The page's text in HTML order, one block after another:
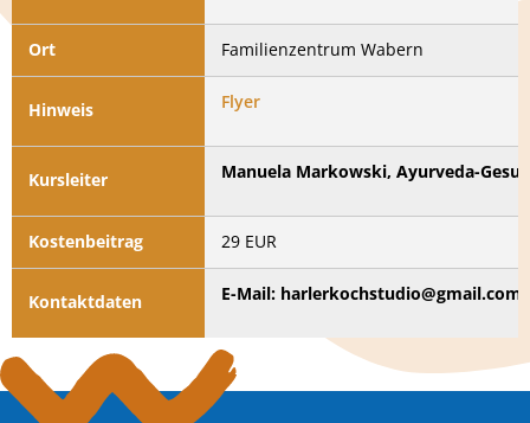
Ort Familienzentrum Wabern
Hinweis Flyer
Kursleiter Manuela Markowski, Ayurveda-
Kostenbeitrag 29 EUR
Kontaktdaten E-Mail: harlerkochstudio@gmail.com,